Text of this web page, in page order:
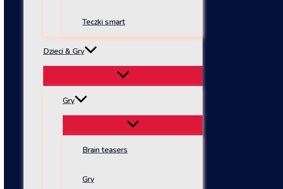
Teczki smart
Dzieci & Gry
Gry
Brain teasers
Gry